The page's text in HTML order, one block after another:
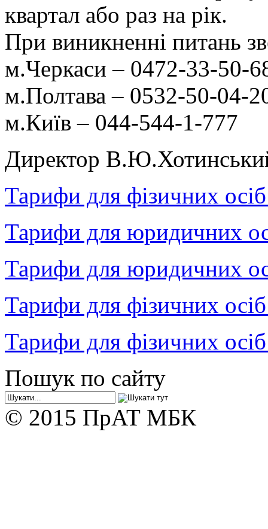
квартал або раз на рік.
При виникненні питань
м.Черкаси – 0472-33-50-
м.Полтава – 0532-50-04-
м.Київ – 044-544-1-777
Директор
Тарифи для фізичних
Тарифи для юридичних
Тарифи для юридичних
Тарифи для фізичних
Тарифи для фізичних
Пошук по сайту
© 2015 ПрАТ МБК